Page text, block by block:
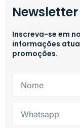
Newsletter
Inscreva-se em
informações
promoções.